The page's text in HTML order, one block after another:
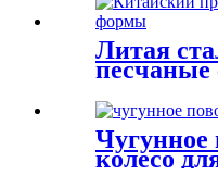
Литая
Чугунное
колесо